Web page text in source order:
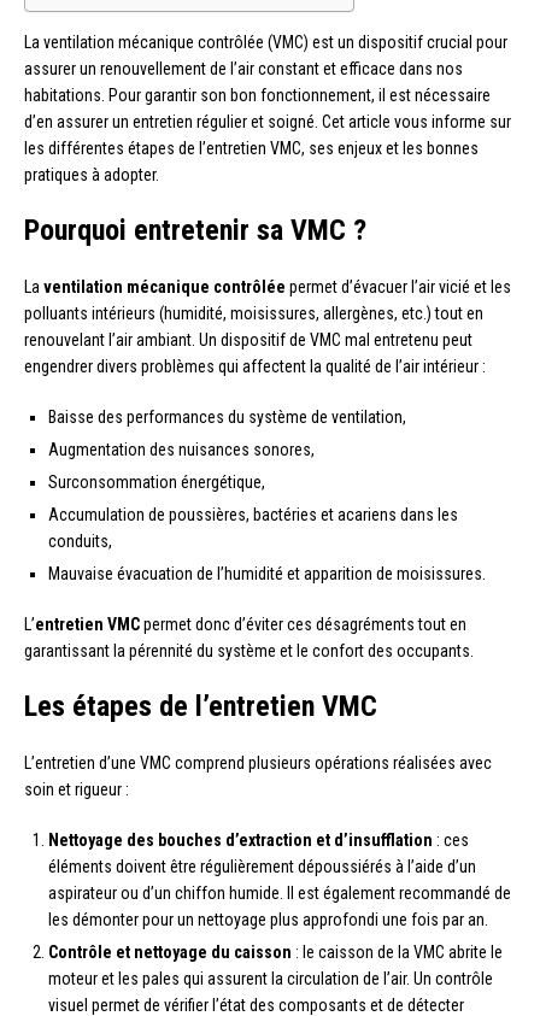
La ventilation mécanique contrôlée (VMC) est un dispositif crucial pour
assurer un renouvellement de l’air constant et efficace dans nos
habitations. Pour garantir son bon fonctionnement, il est nécessaire
d’en assurer un entretien régulier et soigné. Cet article vous informe sur
les différentes étapes de l’entretien VMC, ses enjeux et les bonnes
pratiques à adopter.
Pourquoi entretenir sa VMC ?
La ventilation mécanique contrôlée permet d’évacuer l’air vicié et les
polluants intérieurs (humidité, moisissures, allergènes, etc.) tout en
renouvelant l’air ambiant. Un dispositif de VMC mal entretenu peut
engendrer divers problèmes qui affectent la qualité de l’air intérieur :
Baisse des performances du système de ventilation,
Augmentation des nuisances sonores,
Surconsommation énergétique,
Accumulation de poussières, bactéries et acariens dans les
conduits,
Mauvaise évacuation de l’humidité et apparition de moisissures.
L’entretien VMCpermet donc d’éviter ces désagréments tout en
garantissant la pérennité du système et le confort des occupants.
Les étapes de l’entretien VMC
L’entretien d’une VMC comprend plusieurs opérations réalisées avec
soin et rigueur :
Nettoyage des bouches d’extraction et d’insufflation : ces
éléments doivent être régulièrement dépoussiérés à l’aide d’un
aspirateur ou d’un chiffon humide. Il est également recommandé de
les démonter pour un nettoyage plus approfondi une fois par an.
Contrôle et nettoyage du caisson : le caisson de la VMC abrite le
moteur et les pales qui assurent la circulation de l’air. Un contrôle
visuel permet de vérifier l’état des composants et de détecter